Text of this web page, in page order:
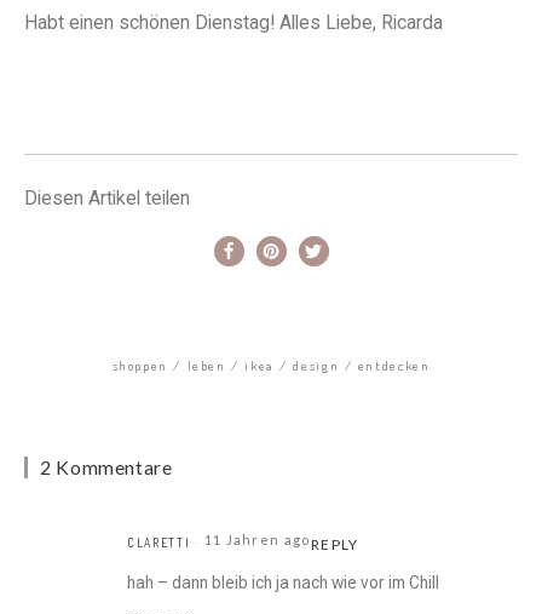
Habt einen schönen Dienstag! Alles Liebe, Ricarda
Diesen Artikel teilen
shoppen leben ikea design entdecken
2 Kommentare
CLARETTI 11 Jahren agoREPLY
hah – dann bleib ich ja nach wie vor im Chill